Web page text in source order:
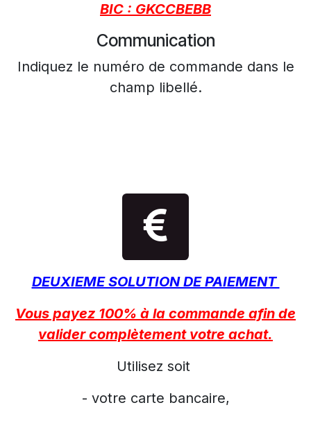
BIC : GKCCBEBB
Communication
Indiquez le numéro de commande dans le
champ libellé.
DEUXIEME SOLUTION DE PAIEMENT
Vous payez 100% à la commande afin de
valider complètement votre achat.
Utilisez soit
- votre carte bancaire,